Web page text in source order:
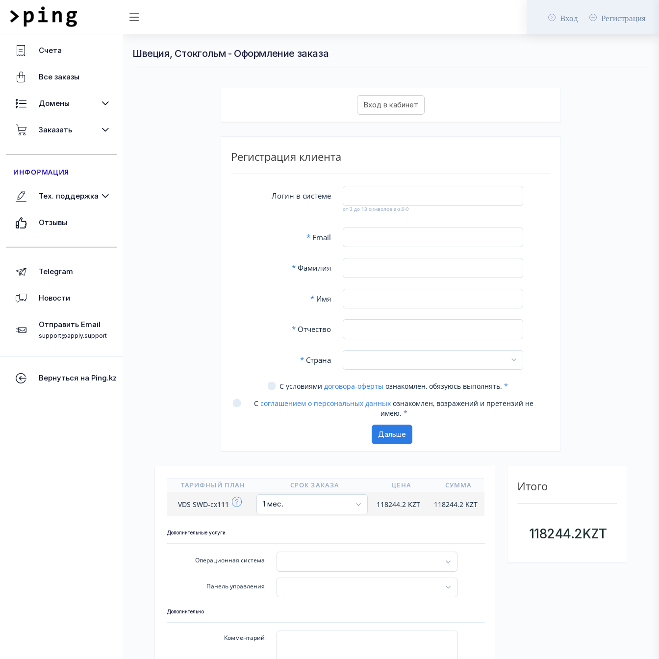
Вход Регистрация
Счета
Все заказы
Домены
Заказать
ИНФОРМАЦИЯ
Тех. поддержка
Отзывы
Telegram
Новости
Отправить Email
support@apply.support
Вернуться на Ping.kz
Швеция, Стокгольм - Оформление заказа
Регистрация клиента
Логин в системе
от 3 до 13 символов a-z,0-9
*Email
*Фамилия
*Имя
*Отчество
*Страна
С условиями договора-оферты ознакомлен, обязуюсь выполнять. *
С соглашением о персональных данных ознакомлен, возражений и претензий не
имею. *
ТАРИФНЫЙ ПЛАН СРОК ЗАКАЗА ЦЕНА СУММА
VDS SWD-cx111 118244.2 KZT 118244.2KZT
Дополнительные услуги
Операционная система
Панель управления
Дополнительно
Комментарий
Итого
118244.2KZT